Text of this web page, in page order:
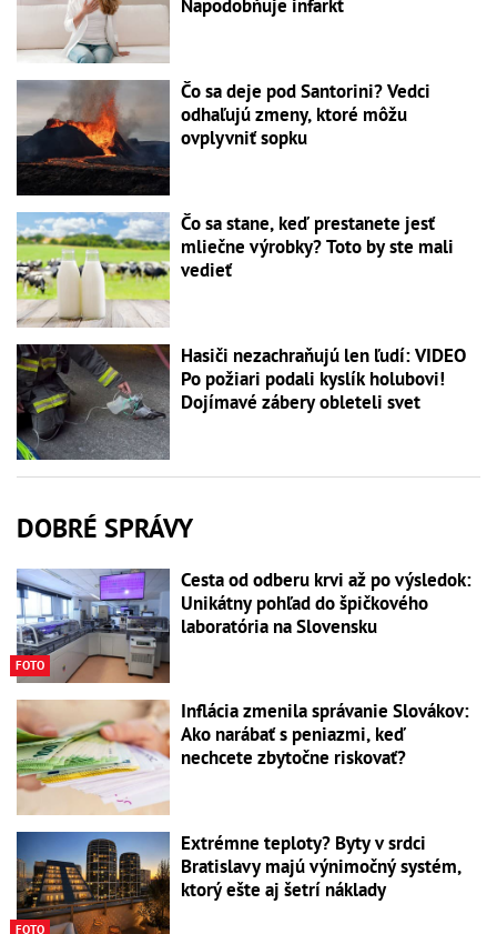
Napodobňuje infarkt
Čo sa deje pod Santorini? Vedci
odhaľujú zmeny, ktoré môžu
ovplyvniť sopku
Čo sa stane, keď prestanete jesť
mliečne výrobky? Toto by ste mali
vedieť
Hasiči nezachraňujú len ľudí: VIDEO
Po požiari podali kyslík holubovi!
Dojímavé zábery obleteli svet
DOBRÉ SPRÁVY
FOTO
Cesta od odberu krvi až po výsledok:
Unikátny pohľad do špičkového
laboratória na Slovensku
Inflácia zmenila správanie Slovákov:
Ako narábať s peniazmi, keď
nechcete zbytočne riskovať?
FOTO
Extrémne teploty? Byty v srdci
Bratislavy majú výnimočný systém,
ktorý ešte aj šetrí náklady